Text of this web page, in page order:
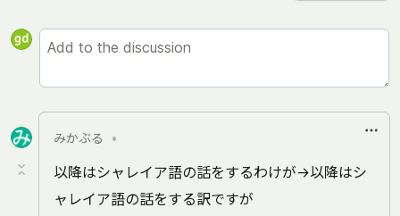
みかぶる •
以降はシャレイア語の話をするわけが→以降はシ
ャレイア語の話をする訳ですが